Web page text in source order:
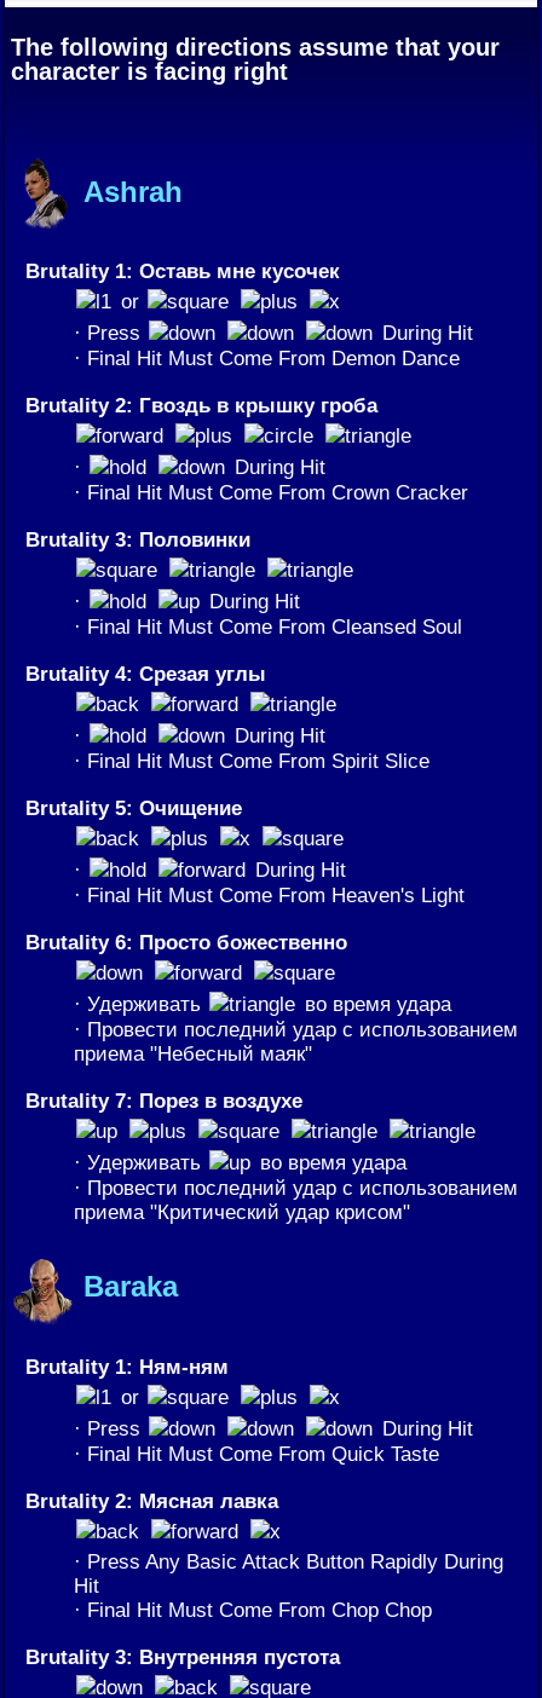
The following directions assume that your
character is facing right
Ashrah
Brutality 1: Оставь мне кусочек
or
· Press
During Hit
· Final Hit Must Come From Demon Dance
Brutality 2: Гвоздь в крышку гроба
·
During Hit
· Final Hit Must Come From Crown Cracker
Brutality 3: Половинки
·
During Hit
· Final Hit Must Come From Cleansed Soul
Brutality 4: Срезая углы
·
During Hit
· Final Hit Must Come From Spirit Slice
Brutality 5: Очищение
·
During Hit
· Final Hit Must Come From Heaven's Light
Brutality 6: Просто божественно
· Удерживать
во время удара
· Провести последний удар с использованием
приема "Небесный маяк"
Brutality 7: Порез в воздухе
· Удерживать
во время удара
· Провести последний удар с использованием
приема "Критический удар крисом"
Baraka
Brutality 1: Ням-ням
or
· Press
During Hit
· Final Hit Must Come From Quick Taste
Brutality 2: Мясная лавка
· Press Any Basic Attack Button Rapidly During
Hit
· Final Hit Must Come From Chop Chop
Brutality 3: Внутренняя пустота